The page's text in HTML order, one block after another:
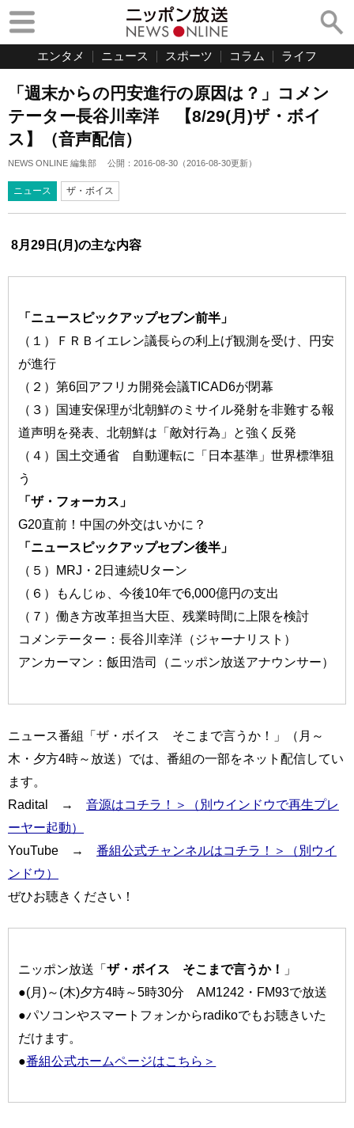
エンタメ ニュース スポーツ コラム ライフ
「週末からの円安進行の原因は？」コメン
テーター長谷川幸洋 【8/29(月)ザ・ボイ
ス】（音声配信）
NEWS ONLINE 編集部 公開： 2016-08-30 （2016-08-30更新）
ニュース ザ・ボイス
8月29日(月)の主な内容
「ニュースピックアップセブン前半」
（１）ＦＲＢイエレン議長らの利上げ観測を受け、円安
が進行
（２）第6回アフリカ開発会議TICAD6が閉幕
（３）国連安保理が北朝鮮のミサイル発射を非難する報
道声明を発表、北朝鮮は「敵対行為」と強く反発
（４）国土交通省 自動運転に「日本基準」世界標準狙
う
「ザ・フォーカス」
G20直前！中国の外交はいかに？
「ニュースピックアップセブン後半」
（５）MRJ・2日連続Uターン
（６）もんじゅ、今後10年で6,000億円の支出
（７）働き方改革担当大臣、残業時間に上限を検討
コメンテーター：長谷川幸洋（ジャーナリスト）
アンカーマン：飯田浩司（ニッポン放送アナウンサー）
ニュース番組「ザ・ボイス そこまで言うか！」（月～
木・夕方4時～放送）では、番組の一部をネット配信してい
ます。
Radital → 音源はコチラ！＞（別ウインドウで再生プレ
ーヤー起動）
YouTube → 番組公式チャンネルはコチラ！＞（別ウイ
ンドウ）
ぜひお聴きください！
ニッポン放送「ザ・ボイス そこまで言うか！
」
●(月)～(木)夕方4時～5時30分 AM1242・FM93で放送
●パソコンやスマートフォンからradikoでもお聴きいた
だけます。
●番組公式ホームページはこちら＞